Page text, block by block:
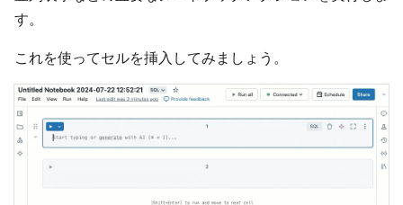
す。
これを使ってセルを挿入してみましょう。